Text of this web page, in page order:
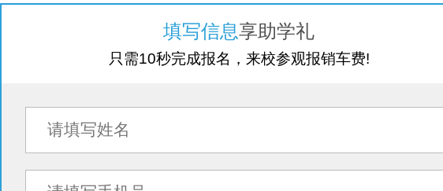
填写信息享助学礼
只需10秒完成报名，来校参观报销车费!